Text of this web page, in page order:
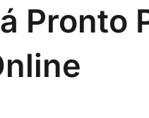
Pronto